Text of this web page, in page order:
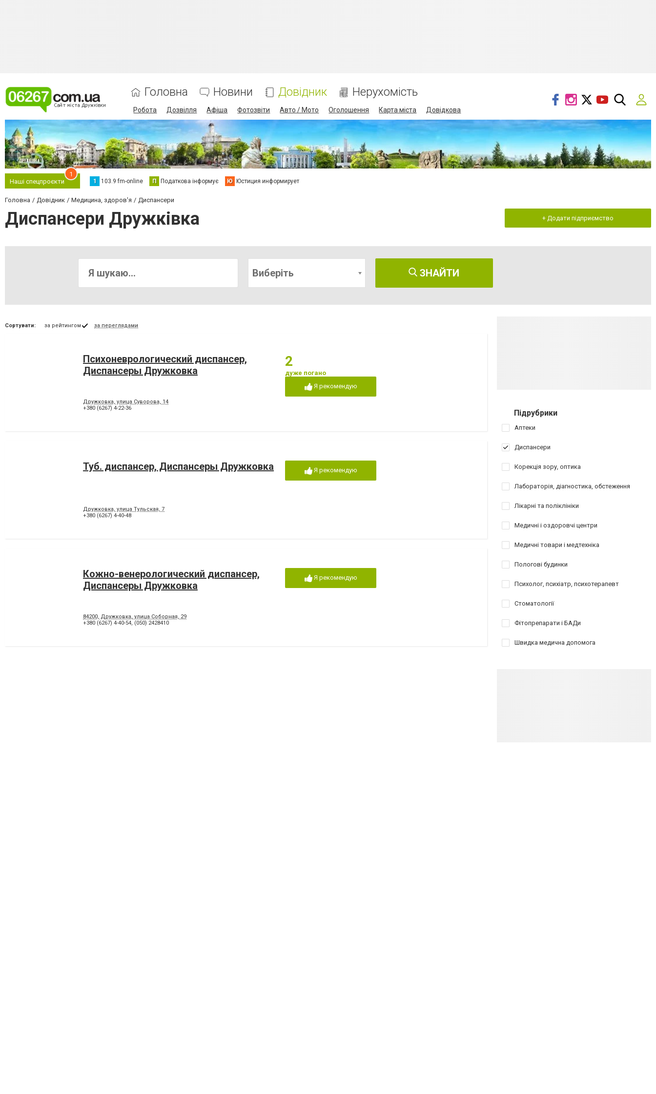
Головна Новини Довідник Нерухомість
Робота Дозвілля Афіша Фотозвіти Авто / Мото Оголошення Карта міста Довідкова
Наші спецпроєкти
1
1 103.9 fm-online П Податкова інформує Ю Юстиция информирует
Головна Довідник Медицина, здоров'я Диспансери
Диспансери Дружківка + Додати підприємство
Виберіть ЗНАЙТИ
Сортувати: за рейтингом за переглядами
Психоневрологический диспансер,
Диспансеры Дружковка
Дружковка, улица Суворова, 14
+380 (6267) 4-22-36
2
дуже погано
Я рекомендую
Туб. диспансер, Диспансеры Дружковка
Дружковка, улица Тульская, 7
+380 (6267) 4-40-48
Я рекомендую
Кожно-венерологический диспансер,
Диспансеры Дружковка
84200, Дружковка, улица Соборная, 29
+380 (6267) 4-40-54, (050) 2428410
Я рекомендую
Підрубрики
Аптеки
Диспансери
Корекція зору, оптика
Лабораторія, діагностика, обстеження
Лікарні та поліклініки
Медичні і оздоровчі центри
Медичні товари і медтехніка
Пологові будинки
Психолог, психіатр, психотерапевт
Стоматології
Фітопрепарати і БАДи
Швидка медична допомога